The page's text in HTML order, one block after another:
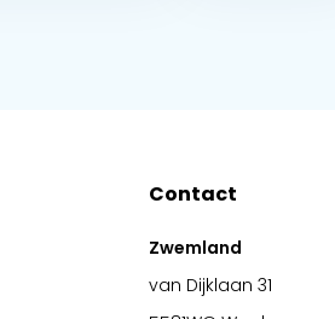
Contact
Zwemland
van Dijklaan 31